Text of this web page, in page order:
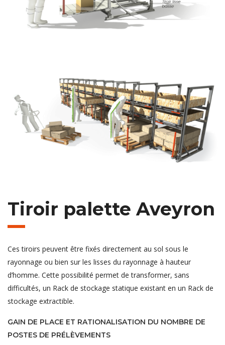
Tiroir palette Aveyron
Ces tiroirs peuvent être fixés directement au sol sous le
rayonnage ou bien sur les lisses du rayonnage à hauteur
d’homme. Cette possibilité permet de transformer, sans
difficultés, un Rack de stockage statique existant en un Rack de
stockage extractible.
GAIN DE PLACE ET RATIONALISATION DU NOMBRE DE
POSTES DE PRÉLÈVEMENTS